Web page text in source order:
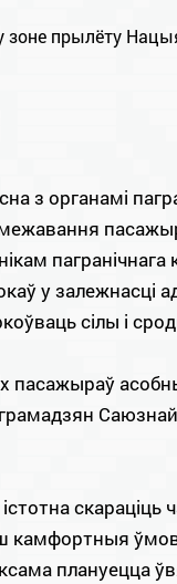
з органамі
у залежнасці
сілы і
пасажыраў
скараціць
камфортныя
плануецца